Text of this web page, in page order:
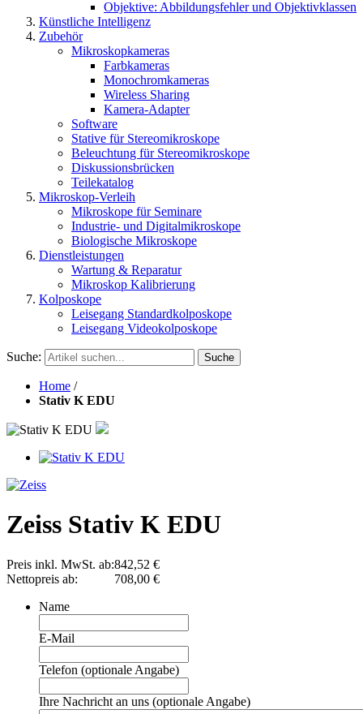
Objektive: Abbildungsfehler und Objektivklassen
Künstliche Intelligenz
Zubehör
Mikroskopkameras
Farbkameras
Monochromkameras
Wireless Sharing
Kamera-Adapter
Software
Stative für Stereomikroskope
Beleuchtung für Stereomikroskope
Diskussionsbrücken
Teilekatalog
Mikroskop-Verleih
Mikroskope für Seminare
Industrie- und Digitalmikroskope
Biologische Mikroskope
Dienstleistungen
Wartung & Reparatur
Mikroskop Kalibrierung
Kolposkope
Leisegang Standardkolposkope
Leisegang Videokolposkope
Suche: Suche
Home /
Stativ K EDU
Zeiss Stativ K EDU
Preis inkl. MwSt. ab:842,52 €
Nettopreis ab:
708,00 €
Name
E-Mail
Telefon (optionale Angabe)
Ihre Nachricht an uns (optionale Angabe)